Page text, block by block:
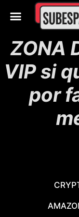
ZONA
VIP si
por